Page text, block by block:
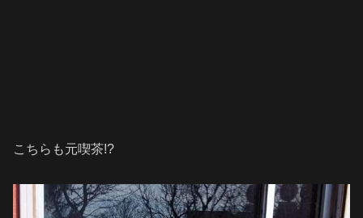
こちらも元喫茶!?